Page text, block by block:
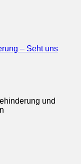
– Seht uns
und